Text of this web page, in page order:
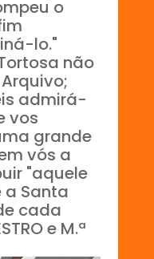
o
lo."
não
admirá-
vos
grande
vós a
"aquele
a Santa
cada
e M.ª